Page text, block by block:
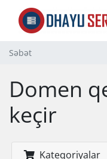
Səbət
Domen
keçir
Kateqoriyalar